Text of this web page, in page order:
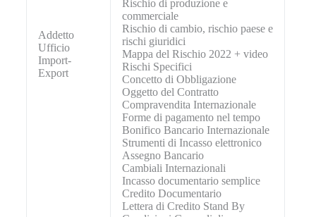
Addetto
Ufficio
Import-
Export
Rischio di produzione e
commerciale
Rischio di cambio, rischio paese e
rischi giuridici
Mappa del Rischio 2022 + video
Rischi Specifici
Concetto di Obbligazione
Oggetto del Contratto
Compravendita Internazionale
Forme di pagamento nel tempo
Bonifico Bancario Internazionale
Strumenti di Incasso elettronico
Assegno Bancario
Cambiali Internazionali
Incasso documentario semplice
Credito Documentario
Lettera di Credito Stand By